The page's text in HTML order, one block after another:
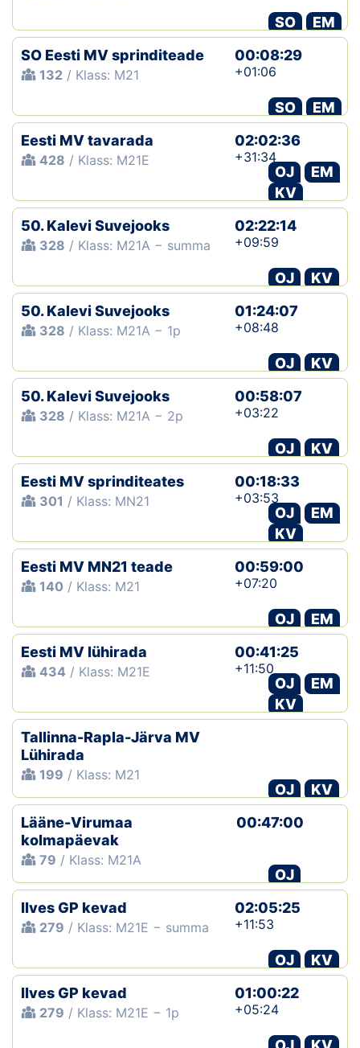
SO
EM
SO Eesti MV sprinditeade
132 / Klass: M21
00:08:29
+01:06
SO
EM
Eesti MV tavarada
428 / Klass: M21E
02:02:36
+31:34
OJ
EM
KV
50. Kalevi Suvejooks
328 / Klass: M21A − summa
02:22:14
+09:59
OJ
KV
50. Kalevi Suvejooks
328 / Klass: M21A − 1p
01:24:07
+08:48
OJ
KV
50. Kalevi Suvejooks
328 / Klass: M21A − 2p
00:58:07
+03:22
OJ
KV
Eesti MV sprinditeates
301 / Klass: MN21
00:18:33
+03:53
OJ
EM
KV
Eesti MV MN21 teade
140 / Klass: M21
00:59:00
+07:20
OJ
EM
Eesti MV lühirada
434 / Klass: M21E
00:41:25
+11:50
OJ
EM
KV
Tallinna-Rapla-Järva MV
Lühirada
199 / Klass: M21
OJ
KV
Lääne-Virumaa
kolmapäevak
79 / Klass: M21A
00:47:00
OJ
Ilves GP kevad
279 / Klass: M21E − summa
02:05:25
+11:53
OJ
KV
Ilves GP kevad
279 / Klass: M21E − 1p
01:00:22
+05:24